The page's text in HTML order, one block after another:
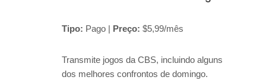
Tipo: Pago | Preço: $5,99/mês
Transmite jogos da CBS, incluindo alguns
dos melhores confrontos de domingo.